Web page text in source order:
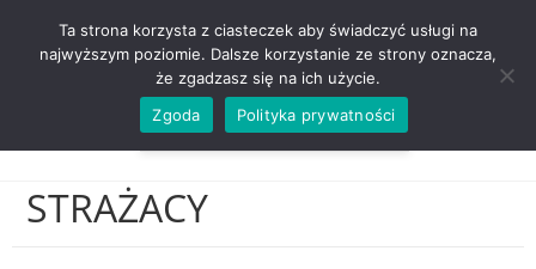
ZADZWOŃ TEL. 600 352 938
STRAŻACY
Ta strona korzysta z ciasteczek aby świadczyć usługi na
najwyższym poziomie. Dalsze korzystanie ze strony oznacza,
że zgadzasz się na ich użycie.
Zgoda
Polityka prywatności